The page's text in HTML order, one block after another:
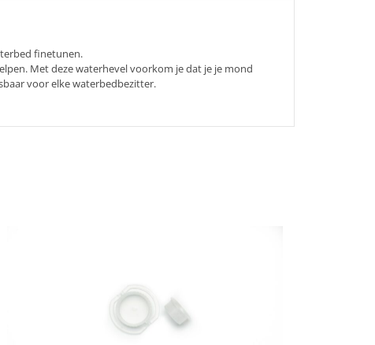
finetunen.
Met deze waterhevel voorkom je dat je je mond
voor elke waterbedbezitter.